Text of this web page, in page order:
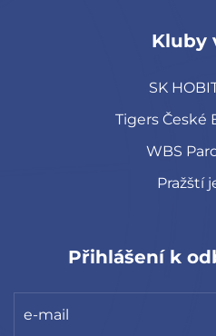
Kluby
SK
Tigers České
WBS
Pražští
Přihlášení k